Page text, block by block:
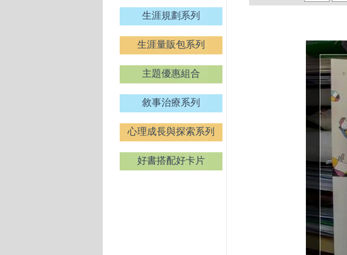
生涯規劃系列
生涯量販包系列
主題優惠組合
敘事治療系列
心理成長與探索系列
好書搭配好卡片